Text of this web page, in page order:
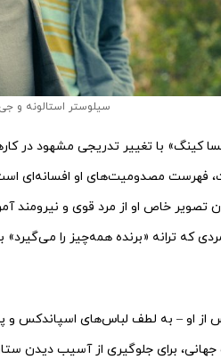
سیلوستر استالونه و
کینگ» با تغییر تدریجی مشهود در
فهرست مصدومیت‌های او افسانه‌ای
خاص او از مرد قوی و نیرومند
که ترانه «برنده همه‌چیز را
از او – به لطف لباس‌های اسپاندکس و
برای جلوگیری از آسیب دیدن